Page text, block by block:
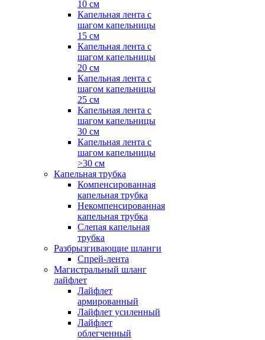
10 см
Капельная лента с
шагом капельницы
15 см
Капельная лента с
шагом капельницы
20 см
Капельная лента с
шагом капельницы
25 см
Капельная лента с
шагом капельницы
30 см
Капельная лента с
шагом капельницы
>30 см
Капельная трубка
Компенсированная
капельная трубка
Некомпенсированная
капельная трубка
Слепая капельная
трубка
Разбрызгивающие шланги
Спрей-лента
Магистральный шланг
лайфлет
Лайфлет
армированный
Лайфлет усиленный
Лайфлет
облегченный